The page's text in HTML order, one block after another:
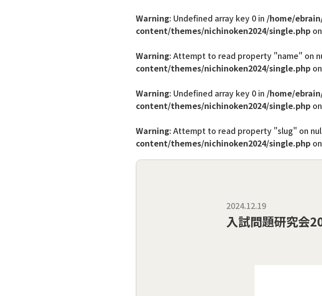
Warning: Undefined array key 0 in /home/
content/themes/nichinoken2024/single.php
Warning: Attempt to read property "name" on
content/themes/nichinoken2024/single.php
Warning: Undefined array key 0 in /home/
content/themes/nichinoken2024/single.php
Warning: Attempt to read property "slug" on
content/themes/nichinoken2024/single.php
2024.12.19
入試問題研究会